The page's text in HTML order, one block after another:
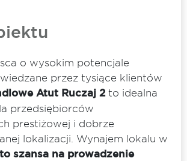
o wysokim potencjale
przez tysiące klientów
Atut Ruczaj 2to idealna
przedsiębiorców
prestiżowej i dobrze
lokalizacji. Wynajem lokalu w
to szansa na prowadzenie